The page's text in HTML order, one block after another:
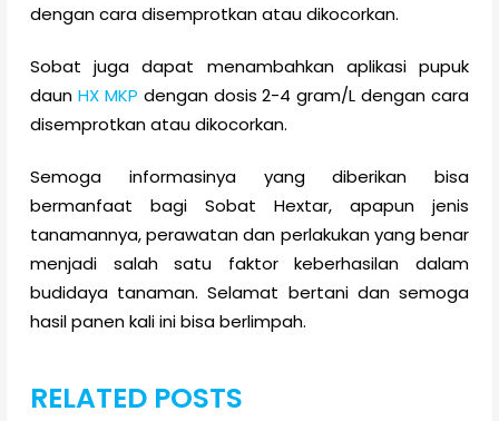
dengan cara disemprotkan atau dikocorkan.
Sobat juga dapat menambahkan aplikasi pupuk
daun HX MKP dengan dosis 2-4 gram/L dengan cara
disemprotkan atau dikocorkan.
Semoga informasinya yang diberikan bisa
bermanfaat bagi Sobat Hextar, apapun jenis
tanamannya, perawatan dan perlakukan yang benar
menjadi salah satu faktor keberhasilan dalam
budidaya tanaman. Selamat bertani dan semoga
hasil panen kali ini bisa berlimpah.
RELATED POSTS